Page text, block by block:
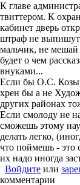
К главе
твиттером. К
кабинет дверь
штраф не
мальчик, не мешай
будет о чем
внуками...
Если бы О.С.
хрен бы а не
других районах
Если смолоду не
сможешь этому
делать легко,
что поймешь - это
их надо иногда
Войдите или
комментарии